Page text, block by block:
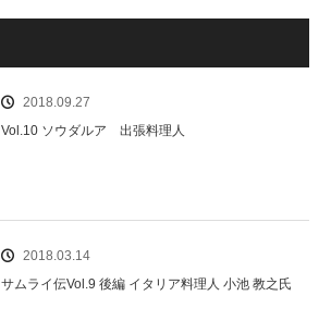
2018.09.27
Vol.10 ソウダルア 出張料理人
2018.03.14
サムライ伝Vol.9 後編 イタリア料理人 小池 教之氏